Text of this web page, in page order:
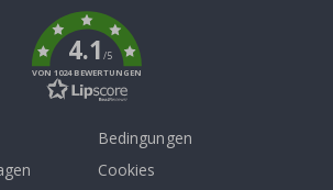
4.1/5
VON 1024 BEWERTUNGEN
Bedingungen
Cookies